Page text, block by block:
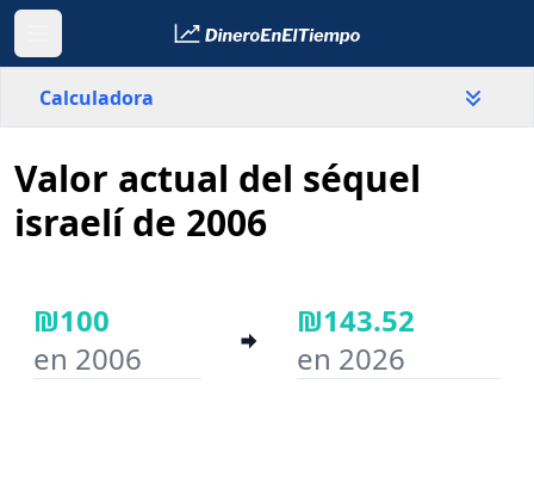
Calculadora
Israel
País
Año inicial
Valor actual del séquel
israelí de 2006
₪100
en 2006
₪143.52
en 2026